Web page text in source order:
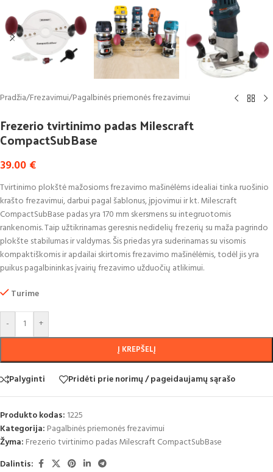
Pradžia/Frezavimui/Pagalbinės priemonės frezavimui
Frezerio tvirtinimo padas Milescraft
CompactSubBase
39.00 €
Tvirtinimo plokštė mažosioms frezavimo mašinėlėms idealiai tinka ruošinio
krašto frezavimui, darbui pagal šablonus, įpjovimui ir kt.Milescraft
CompactSubBase padas yra 170 mm skersmens su integruotomis
rankenomis. Taip užtikrinamas geresnis nedidelių frezerių su maža pagrindo
plokšte stabilumas ir valdymas.Šis priedas yra suderinamas su visomis
kompaktiškomis ir apdailai skirtomis frezavimo mašinėlėmis, todėl jis yra
puikus pagalbininkas įvairių frezavimo užduočių atlikimui.
Turime
- +
Į KREPŠELĮ
Palyginti Pridėti prie norimų / pageidaujamų sąrašo
Produkto kodas: 1225
Kategorija: Pagalbinės priemonės frezavimui
Žyma: Frezerio tvirtinimo padas Milescraft CompactSubBase
Dalintis: